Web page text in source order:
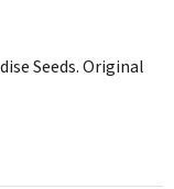
Seeds. Original